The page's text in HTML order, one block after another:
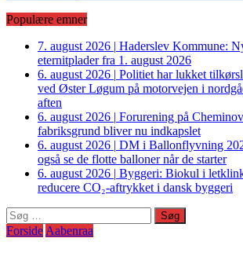
Populære emner
7. august 2026 | Haderslev Kommune:
eternitplader fra 1. august 2026
6. august 2026 | Politiet har lukket
ved Øster Løgum på motorvejen i
aften
6. august 2026 | Forurening på
fabriksgrund bliver nu indkapslet
6. august 2026 | DM i Ballonflyvning
også se de flotte balloner når de starter
6. august 2026 | Byggeri: Biokul i
reducere CO₂-aftrykket i dansk byggeri
Søg
efter:
Forside Aabenraa